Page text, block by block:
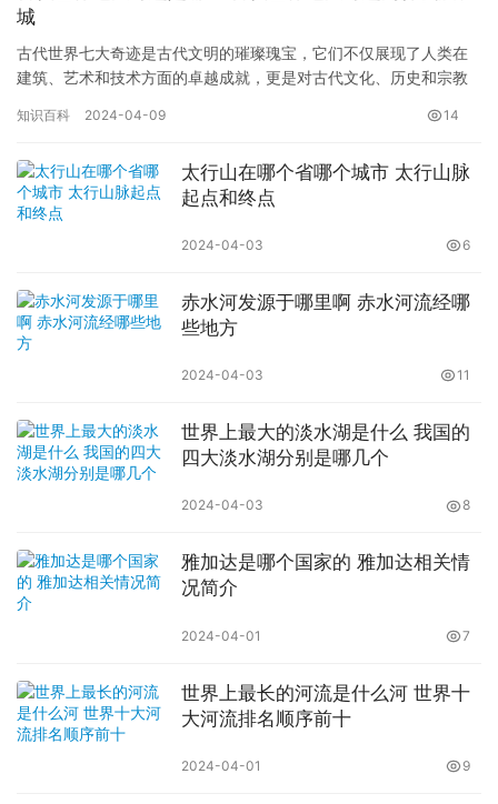
城
古代世界七大奇迹是古代文明的璀璨瑰宝，它们不仅展现了人类在
建筑、艺术和技术方面的卓越成就，更是对古代文化、历史和宗教
与繁荣…
知识百科 2024-04-09 14
太行山在哪个省哪个城市 太行山脉
起点和终点
2024-04-03 6
赤水河发源于哪里啊 赤水河流经哪
些地方
2024-04-03 11
世界上最大的淡水湖是什么 我国的
四大淡水湖分别是哪几个
2024-04-03 8
雅加达是哪个国家的 雅加达相关情
况简介
2024-04-01 7
世界上最长的河流是什么河 世界十
大河流排名顺序前十
2024-04-01 9